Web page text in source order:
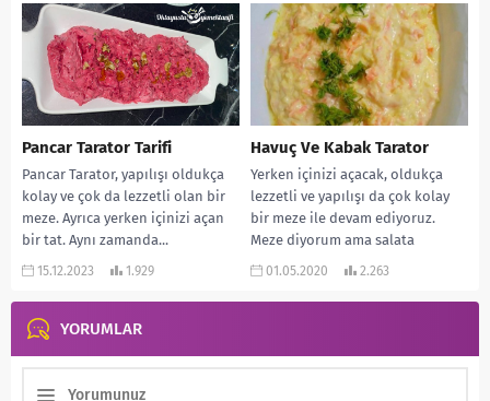
Pancar Tarator Tarifi
Pancar Tarator, yapılışı oldukça
kolay ve çok da lezzetli olan bir
meze. Ayrıca yerken içinizi açan
bir tat. Aynı zamanda...
15.12.2023 1.929
Havuç Ve Kabak Tarator
Yerken içinizi açacak, oldukça
lezzetli ve yapılışı da çok kolay
bir meze ile devam ediyoruz.
Meze diyorum ama salata
olarak...
01.05.2020 2.263
YORUMLAR